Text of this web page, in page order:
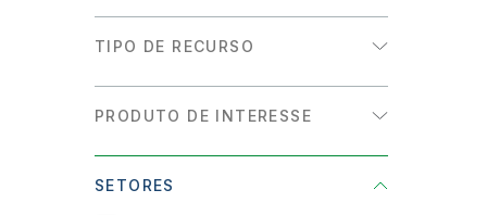
TIPO DE RECURSO
Datasheet
PRODUTO DE INTERESSE
Analytics
SETORES